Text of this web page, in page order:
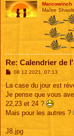
Marcowinch
Maître
Re: Calendrier de
M
s
a
g
e
08 12 2021, 07:13
La case du jour est
Je pense que vous
22,23 et 24 ?
Mais pour les autres ?
J8.jpg